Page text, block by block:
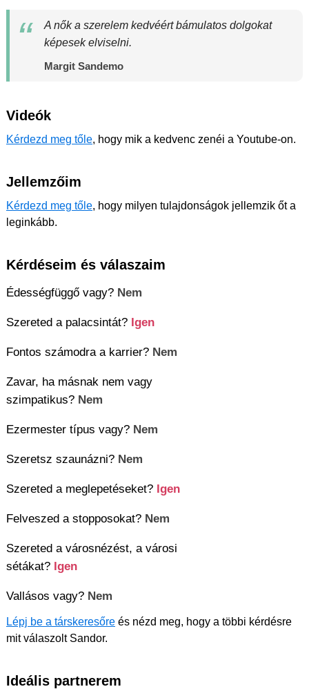
A nők a szerelem kedvéért bámulatos dolgokat
képesek elviselni.
Margit Sandemo
Videók
Kérdezd meg tőle, hogy mik a kedvenc zenéi a Youtube-on.
Jellemzőim
Kérdezd meg tőle, hogy milyen tulajdonságok jellemzik őt a
leginkább.
Kérdéseim és válaszaim
Édességfüggő vagy? Nem
Szereted a palacsintát? Igen
Fontos számodra a karrier? Nem
Zavar, ha másnak nem vagy
szimpatikus? Nem
Ezermester típus vagy? Nem
Szeretsz szaunázni? Nem
Szereted a meglepetéseket? Igen
Felveszed a stopposokat? Nem
Szereted a városnézést, a városi
sétákat? Igen
Vallásos vagy? Nem
Lépj be a társkeresőre és nézd meg, hogy a többi kérdésre
mit válaszolt Sandor.
Ideális partnerem